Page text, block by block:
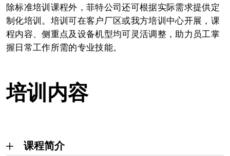
除标准培训课程外，菲特公司还可根据实际需求提供定
制化培训。培训可在客户厂区或我方培训中心开展，课
程内容、侧重点及设备机型均可灵活调整，助力员工掌
握日常工作所需的专业技能。
培训内容
课程简介